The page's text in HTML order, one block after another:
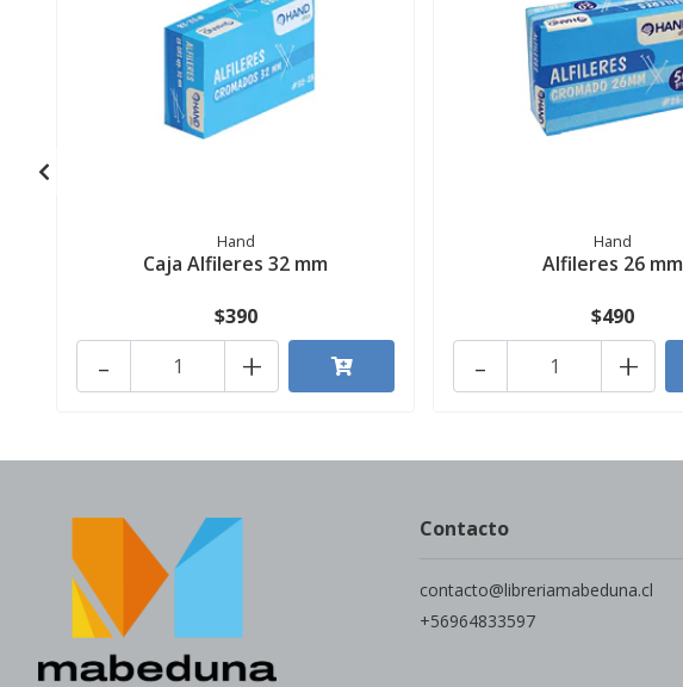
Hand
Caja Alfileres 32 mm
$390
+
-
Hand
Alfileres 26 mm
$490
+
-
Contacto
contacto@libreriamabeduna.cl
+56964833597